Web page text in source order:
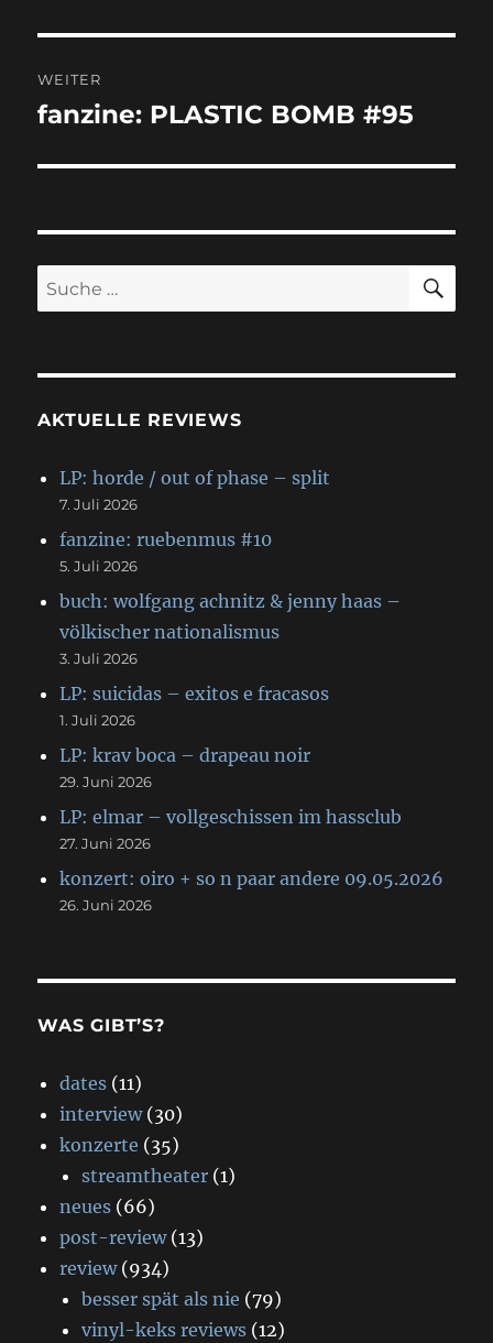
WEITER
Nächster
fanzine: PLASTIC BOMB #95
Suche
nach:
AKTUELLE REVIEWS
LP: horde / out of phase – split
7. Juli 2026
fanzine: ruebenmus #10
5. Juli 2026
buch: wolfgang achnitz & jenny haas –
völkischer nationalismus
3. Juli 2026
LP: suicidas – exitos e fracasos
1. Juli 2026
LP: krav boca – drapeau noir
29. Juni 2026
LP: elmar – vollgeschissen im hassclub
27. Juni 2026
konzert: oiro + so n paar andere 09.05.2026
26. Juni 2026
WAS GIBT’S?
dates (11)
interview(30)
konzerte (35)
streamtheater (1)
neues (66)
post-review(13)
review(934)
besser spät als nie (79)
vinyl-keks reviews (12)